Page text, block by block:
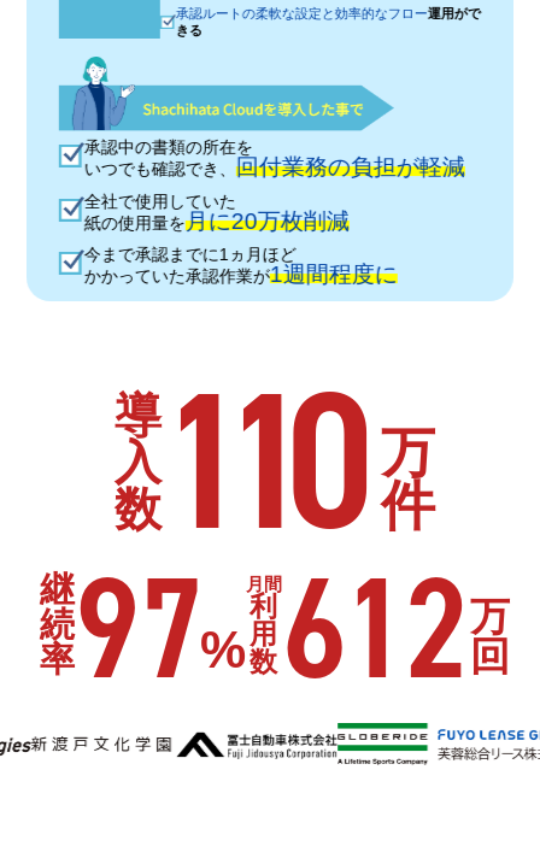
承認ルートの柔軟な設定と効率的なフロー運用がで
きる
承認中の書類の所在を
いつでも確認でき、回付業務の負担が軽減
全社で使用していた
紙の使用量を月に20万枚削減
今まで承認までに1ヵ月ほど
かかっていた承認作業が1週間程度に
導
入
数110 万
件
継
続
率97%
月間
利
用
数612万
回